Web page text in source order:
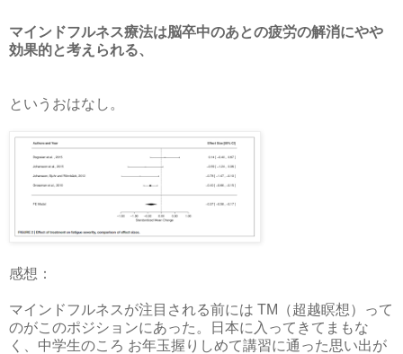
マインドフルネス療法は脳卒中のあとの疲労の解消にやや
効果的と考えられる、
というおはなし。
感想：
マインドフルネスが注目される前には TM（超越瞑想）って
のがこのポジションにあった。日本に入ってきてまもな
く、中学生のころ お年玉握りしめて講習に通った思い出が